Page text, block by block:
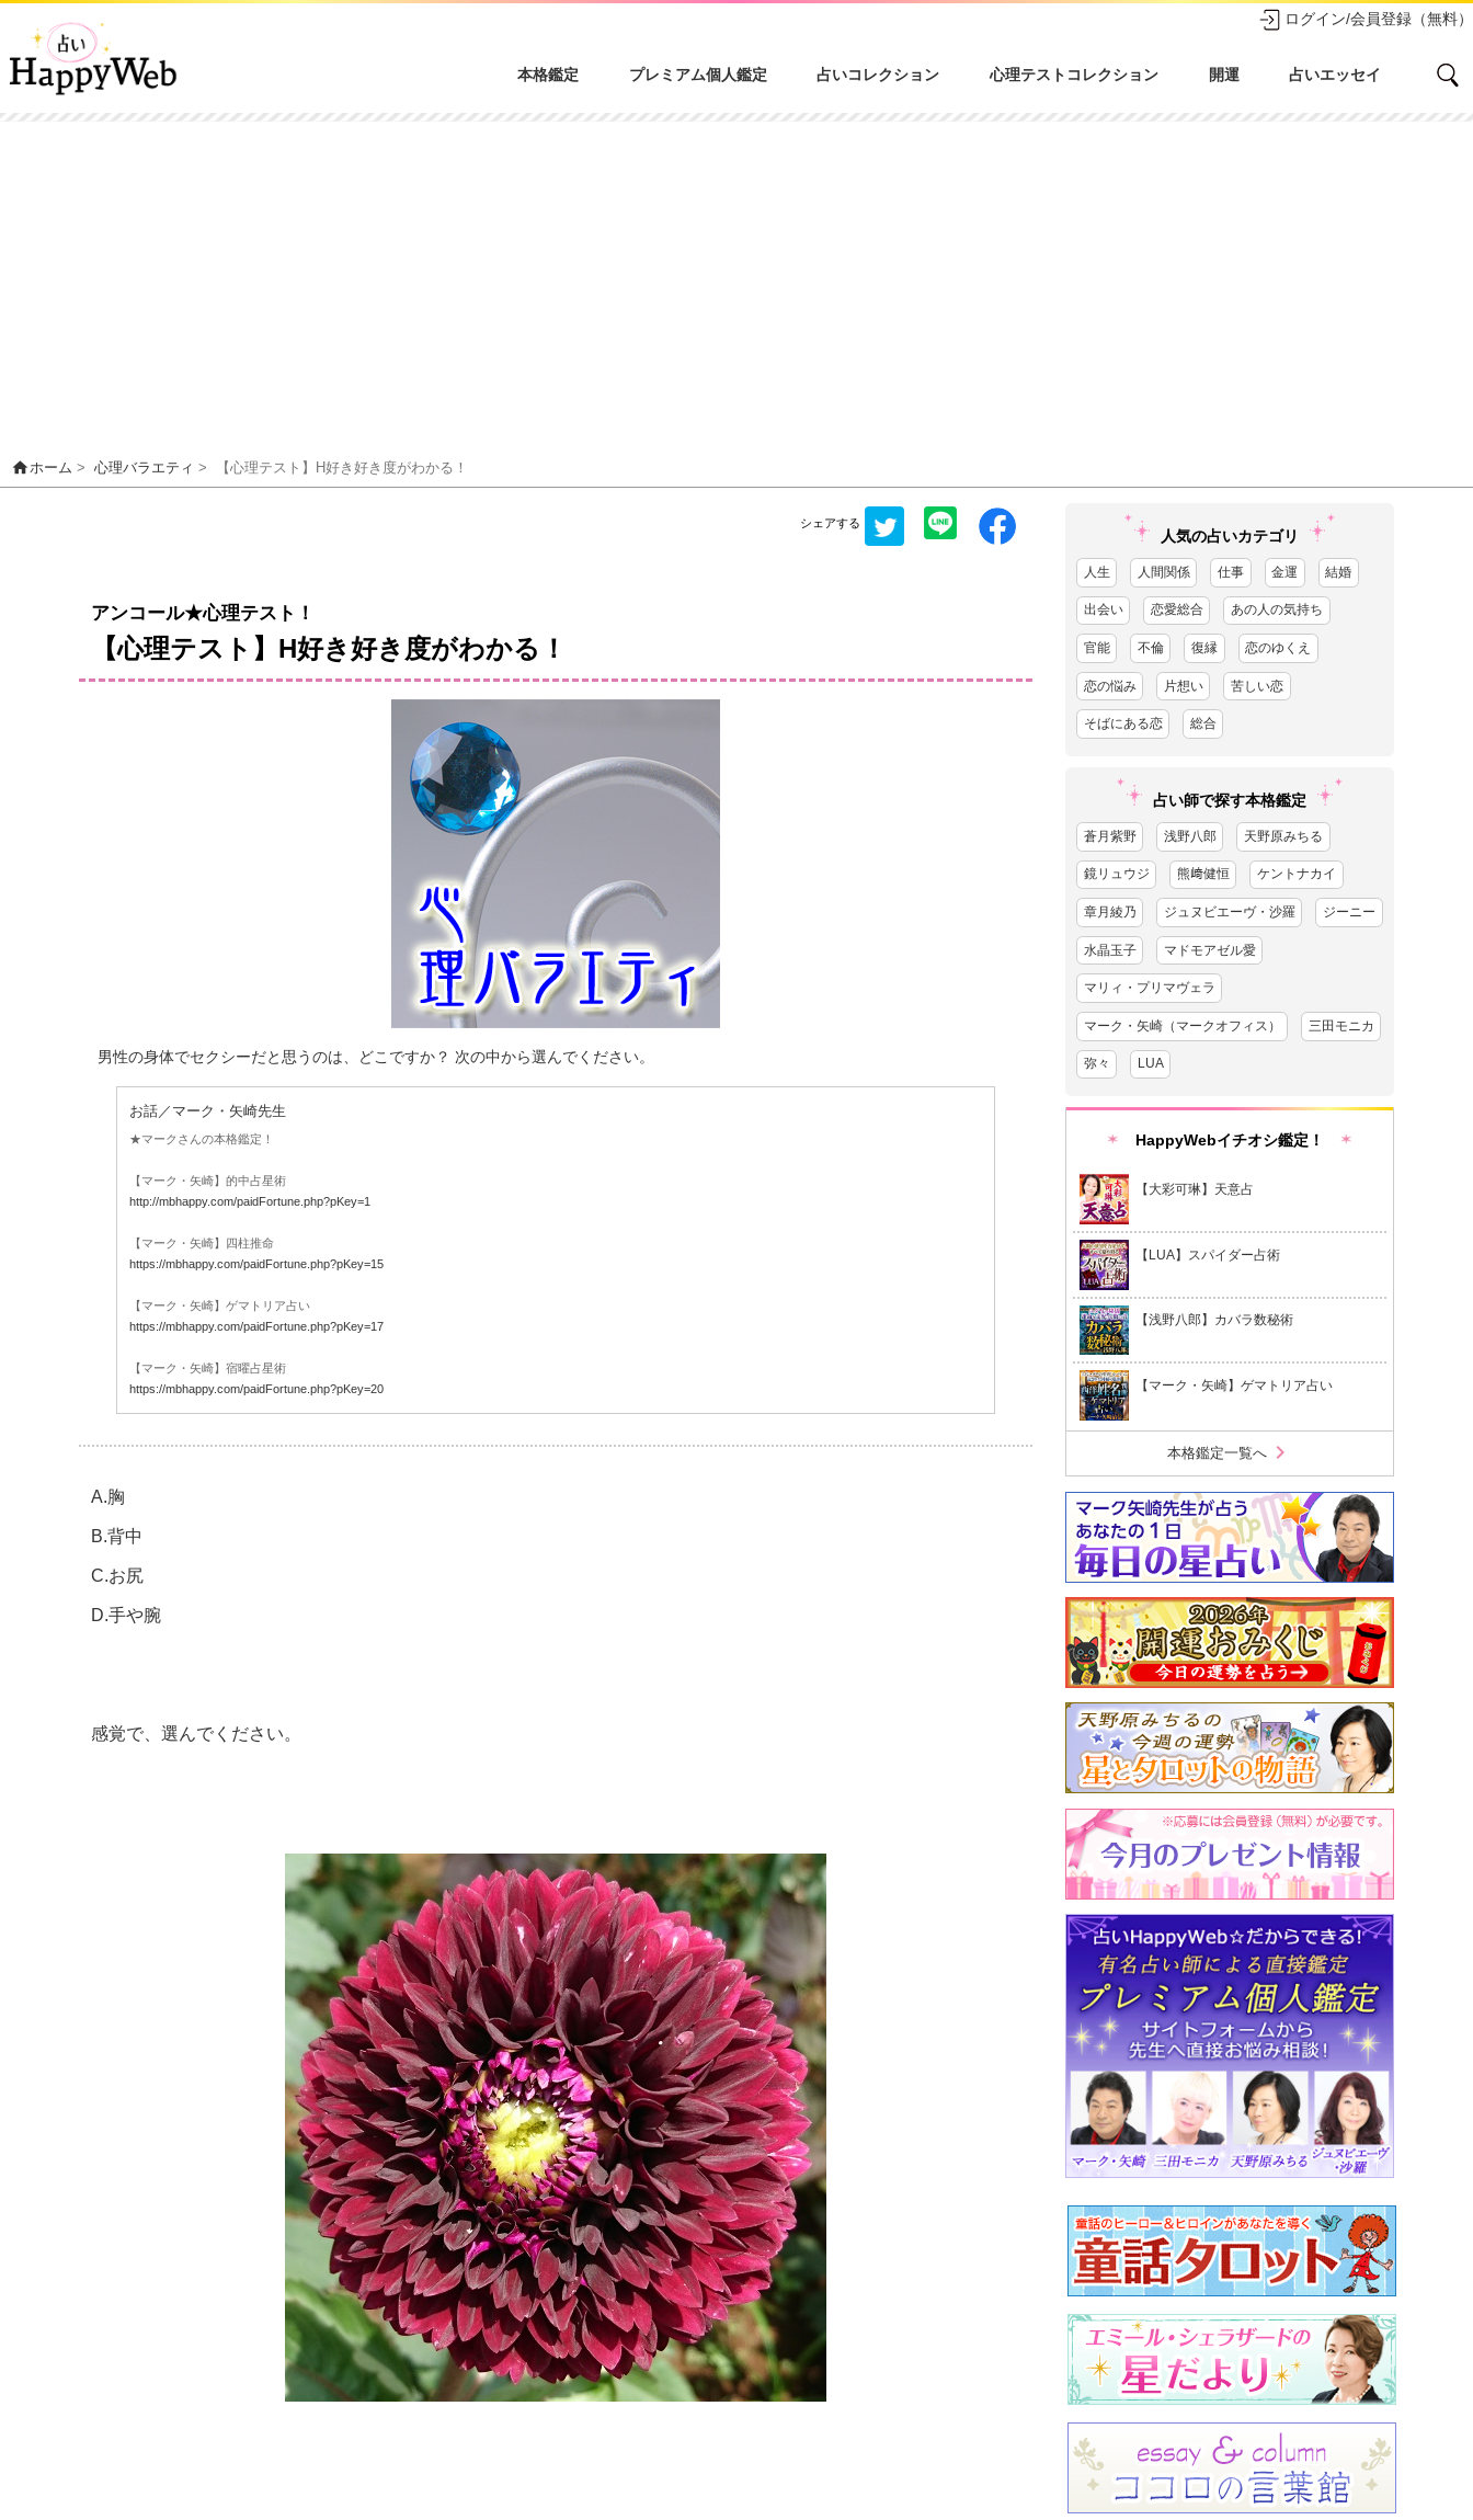
ログイン/会員登録（無料）
本格鑑定 プレミアム個人鑑定 占いコレクション 心理テストコレクション 開運 占いエッセイ
homeホーム > 心理バラエティ > 【心理テスト】H好き好き度がわかる！
シェアする
アンコール★心理テスト！
【心理テスト】H好き好き度がわかる！
男性の身体でセクシーだと思うのは、どこですか？ 次の中から選んでください。
お話／マーク・矢崎先生
★マークさんの本格鑑定！
【マーク・矢崎】的中占星術
http://mbhappy.com/paidFortune.php?pKey=1
【マーク・矢崎】四柱推命
https://mbhappy.com/paidFortune.php?pKey=15
【マーク・矢崎】ゲマトリア占い
https://mbhappy.com/paidFortune.php?pKey=17
【マーク・矢崎】宿曜占星術
https://mbhappy.com/paidFortune.php?pKey=20
A.胸
B.背中
C.お尻
D.手や腕
感覚で、選んでください。
人気の占いカテゴリ
人生 人間関係 仕事 金運 結婚
出会い 恋愛総合 あの人の気持ち
官能 不倫 復縁 恋のゆくえ
恋の悩み 片想い 苦しい恋
そばにある恋 総合
占い師で探す本格鑑定
蒼月紫野 浅野八郎 天野原みちる
鏡リュウジ 熊﨑健恒 ケントナカイ
章月綾乃 ジュヌビエーヴ・沙羅 ジーニー
水晶玉子 マドモアゼル愛
マリィ・プリマヴェラ
マーク・矢崎（マークオフィス） 三田モニカ
弥々 LUA
HappyWebイチオシ鑑定！
【大彩可琳】天意占
【LUA】スパイダー占術
【浅野八郎】カバラ数秘術
【マーク・矢崎】ゲマトリア占い
本格鑑定一覧へchevron_right